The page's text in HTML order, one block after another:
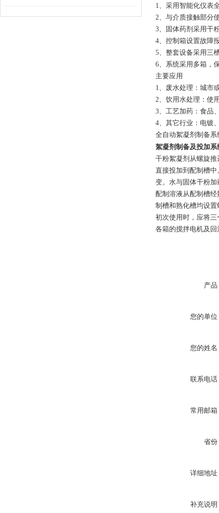
1、采用智能化仪表
2、与介质接触部分
3、固体药剂采用干
4、控制箱设置故障
5、整套设备采用三
6、系统采用多箱，
主要应用
1、废水处理：城市
2、饮用水处理：使
3、工艺加药：食品
4、其它行业：电镀
全自动絮凝剂制备
絮凝剂制备及投加系
干粉絮凝剂从螺旋
直接投加到配制槽
变。水与固体干粉
配制溶液从配制槽
制槽和熟化槽均设
初次使用时，应将
各箱的搅拌电机及
产品
您的单位
您的姓名
联系电话
常用邮箱
省份
详细地址
补充说明